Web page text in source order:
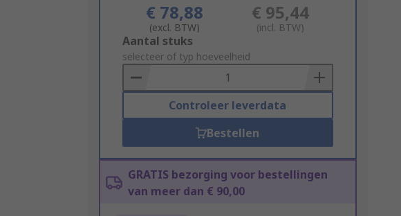
€ 78,88
(excl. BTW)
€ 95,44
(incl. BTW)
Add
to
Basket
Aantal stuks
selecteer of typ hoeveelheid
Controleer leverdata
Bestellen
GRATIS bezorging voor bestellingen
van meer dan € 90,00